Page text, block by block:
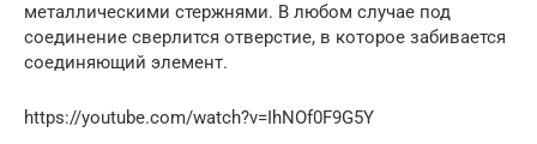
металлическими стержнями. В любом случае под
соединение сверлится отверстие, в которое забивается
соединяющий элемент.
https://youtube.com/watch?v=IhNOf0F9G5Y